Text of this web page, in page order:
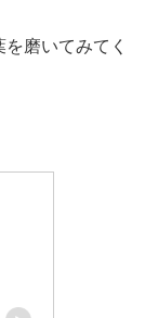
磨いてみてく